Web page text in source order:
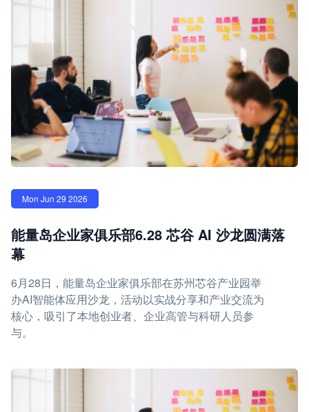
Mon Jun 29 2026
能量岛企业家俱乐部6.28 芯谷 AI 沙龙圆满落
幕
6月28日，能量岛企业家俱乐部在苏州芯谷产业园举
办AI智能体应用沙龙，活动以实战分享和产业交流为
核心，吸引了本地创业者、企业高管与科研人员参
与。